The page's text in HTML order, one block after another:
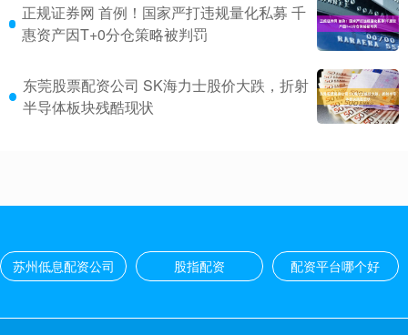
正规证券网 首例！国家严打违规量化私募 千
惠资产因T+0分仓策略被判罚
东莞股票配资公司 SK海力士股价大跌，折射
半导体板块残酷现状
苏州低息配资公司 股指配资 配资平台哪个好